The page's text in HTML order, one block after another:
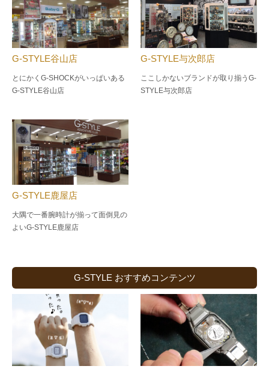
G-STYLE谷山店
とにかくG-SHOCKがいっぱいある
G-STYLE谷山店
G-STYLE与次郎店
ここしかないブランドが取り揃うG-
STYLE与次郎店
G-STYLE鹿屋店
大隅で一番腕時計が揃って面倒見の
よいG-STYLE鹿屋店
G-STYLE おすすめコンテンツ